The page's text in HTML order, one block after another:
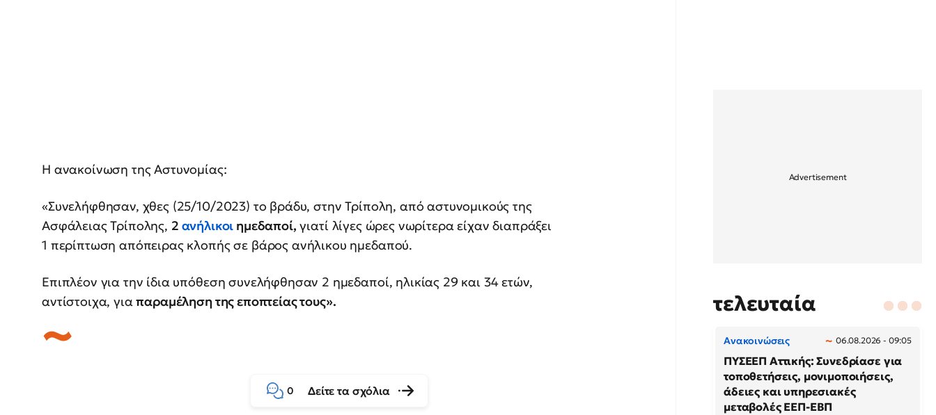
Η ανακοίνωση της Αστυνομίας:
«Συνελήφθησαν, χθες (25/10/2023) το βράδυ, στην Τρίπολη, από αστυνομικούς της
Ασφάλειας Τρίπολης, 2 ανήλικοι ημεδαποί, γιατί λίγες ώρες νωρίτερα είχαν διαπράξει
1 περίπτωση απόπειρας κλοπής σε βάρος ανήλικου ημεδαπού.
Επιπλέον για την ίδια υπόθεση συνελήφθησαν 2 ημεδαποί, ηλικίας 29 και 34 ετών,
αντίστοιχα, γιαπαραμέληση της εποπτείας τους».
0 Δείτε τα σχόλια
τελευταία
Ανακοινώσεις 06.08.2026 - 09:05
ΠΥΣΕΕΠ Αττικής: Συνεδρίασε για
τοποθετήσεις, μονιμοποιήσεις,
άδειες και υπηρεσιακές
μεταβολές ΕΕΠ-ΕΒΠ